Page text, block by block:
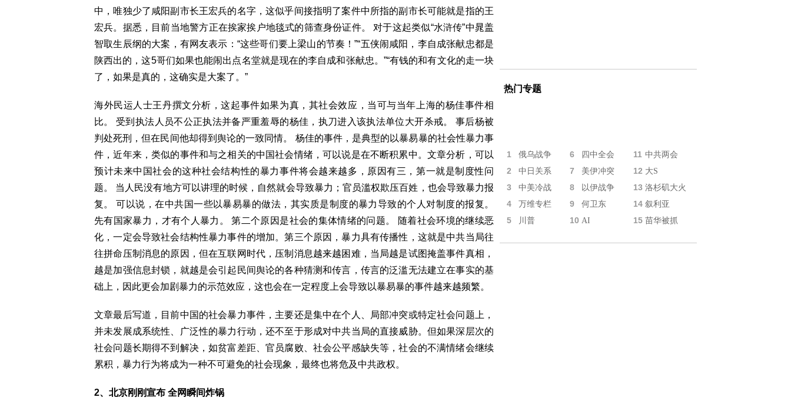
中，唯独少了咸阳副市长王宏兵的名字，这似乎间接指明了案件中所指的副市长可能就是指的王
宏兵。据悉，目前当地警方正在挨家挨户地毯式的筛查身份证件。 对于这起类似“水浒传”中晁盖
智取生辰纲的大案，有网友表示：“这些哥们要上梁山的节奏！”“五侠闹咸阳，李自成张献忠都是
陕西出的，这5哥们如果也能闹出点名堂就是现在的李自成和张献忠。”“有钱的和有文化的走一块
了，如果是真的，这确实是大案了。”
海外民运人士王丹撰文分析，这起事件如果为真，其社会效应，当可与当年上海的杨佳事件相
比。 受到执法人员不公正执法并备严重羞辱的杨佳，执刀进入该执法单位大开杀戒。 事后杨被
判处死刑，但在民间他却得到舆论的一致同情。 杨佳的事件，是典型的以暴易暴的社会性暴力事
件，近年来，类似的事件和与之相关的中国社会情绪，可以说是在不断积累中。文章分析，可以
预计未来中国社会的这种社会结构性的暴力事件将会越来越多，原因有三，第一就是制度性问
题。 当人民没有地方可以讲理的时候，自然就会导致暴力；官员滥权欺压百姓，也会导致暴力报
复。 可以说，在中共国一些以暴易暴的做法，其实质是制度的暴力导致的个人对制度的报复。
先有国家暴力，才有个人暴力。 第二个原因是社会的集体情绪的问题。 随着社会环境的继续恶
化，一定会导致社会结构性暴力事件的增加。第三个原因，暴力具有传播性，这就是中共当局往
往拼命压制消息的原因，但在互联网时代，压制消息越来越困难，当局越是试图掩盖事件真相，
越是加强信息封锁，就越是会引起民间舆论的各种猜测和传言，传言的泛滥无法建立在事实的基
础上，因此更会加剧暴力的示范效应，这也会在一定程度上会导致以暴易暴的事件越来越频繁。
文章最后写道，目前中国的社会暴力事件，主要还是集中在个人、局部冲突或特定社会问题上，
并未发展成系统性、广泛性的暴力行动，还不至于形成对中共当局的直接威胁。但如果深层次的
社会问题长期得不到解决，如贫富差距、官员腐败、社会公平感缺失等，社会的不满情绪会继续
累积，暴力行为将成为一种不可避免的社会现象，最终也将危及中共政权。
2、北京刚刚宣布 全网瞬间炸锅
热门专题
1 俄乌战争 6 四中全会 11 中共两会
2 中日关系 7 美伊冲突 12 大S
3 中美冷战 8 以伊战争 13 洛杉矶大火
4 万维专栏 9 何卫东 14 叙利亚
5 川普 10 AI 15 苗华被抓